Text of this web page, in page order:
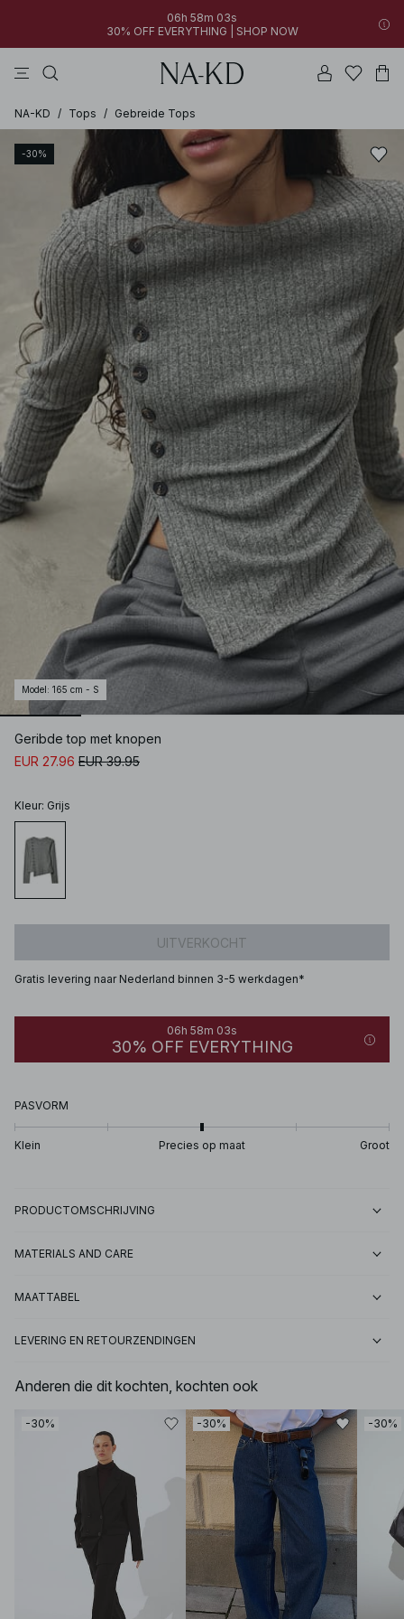
06h 58m 03s
30% OFF EVERYTHING | SHOP NOW
NA-KD / Tops / Gebreide Tops
-30%
Model : 165 cm - S
Geribde top met knopen
EUR 27.96 EUR 39.95
Kleur: Grijs
UITVERKOCHT
Gratis levering naar Nederland binnen 3-5 werkdagen*
06h 58m 03s
30% OFF EVERYTHING
PASVORM
Klein Precies op maat Groot
PRODUCTOMSCHRIJVING
MATERIALS AND CARE
MAATTABEL
LEVERING EN RETOURZENDINGEN
Anderen die dit kochten, kochten ook
-30% -30% -30%